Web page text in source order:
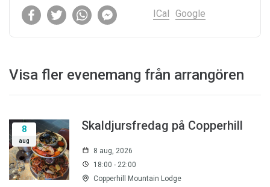
ICal Google
Visa fler evenemang från arrangören
8
aug
Skaldjursfredag på Copperhill
8 aug, 2026
18:00 - 22:00
Copperhill Mountain Lodge